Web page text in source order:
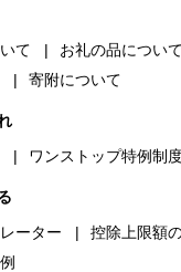
て
お礼の品について
寄附について
ワンストップ特例制
ーター
控除上限額